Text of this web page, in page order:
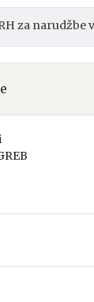
za narudžbe